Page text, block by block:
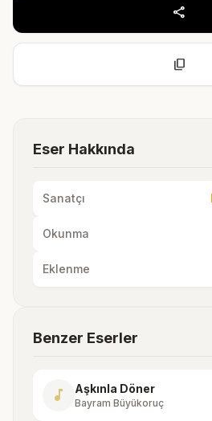
share
content_copy
Eser Hakkında
Sanatçı
Okunma
Eklenme
Benzer Eserler
music_note Aşkınla Döner
Bayram Büyükoruç